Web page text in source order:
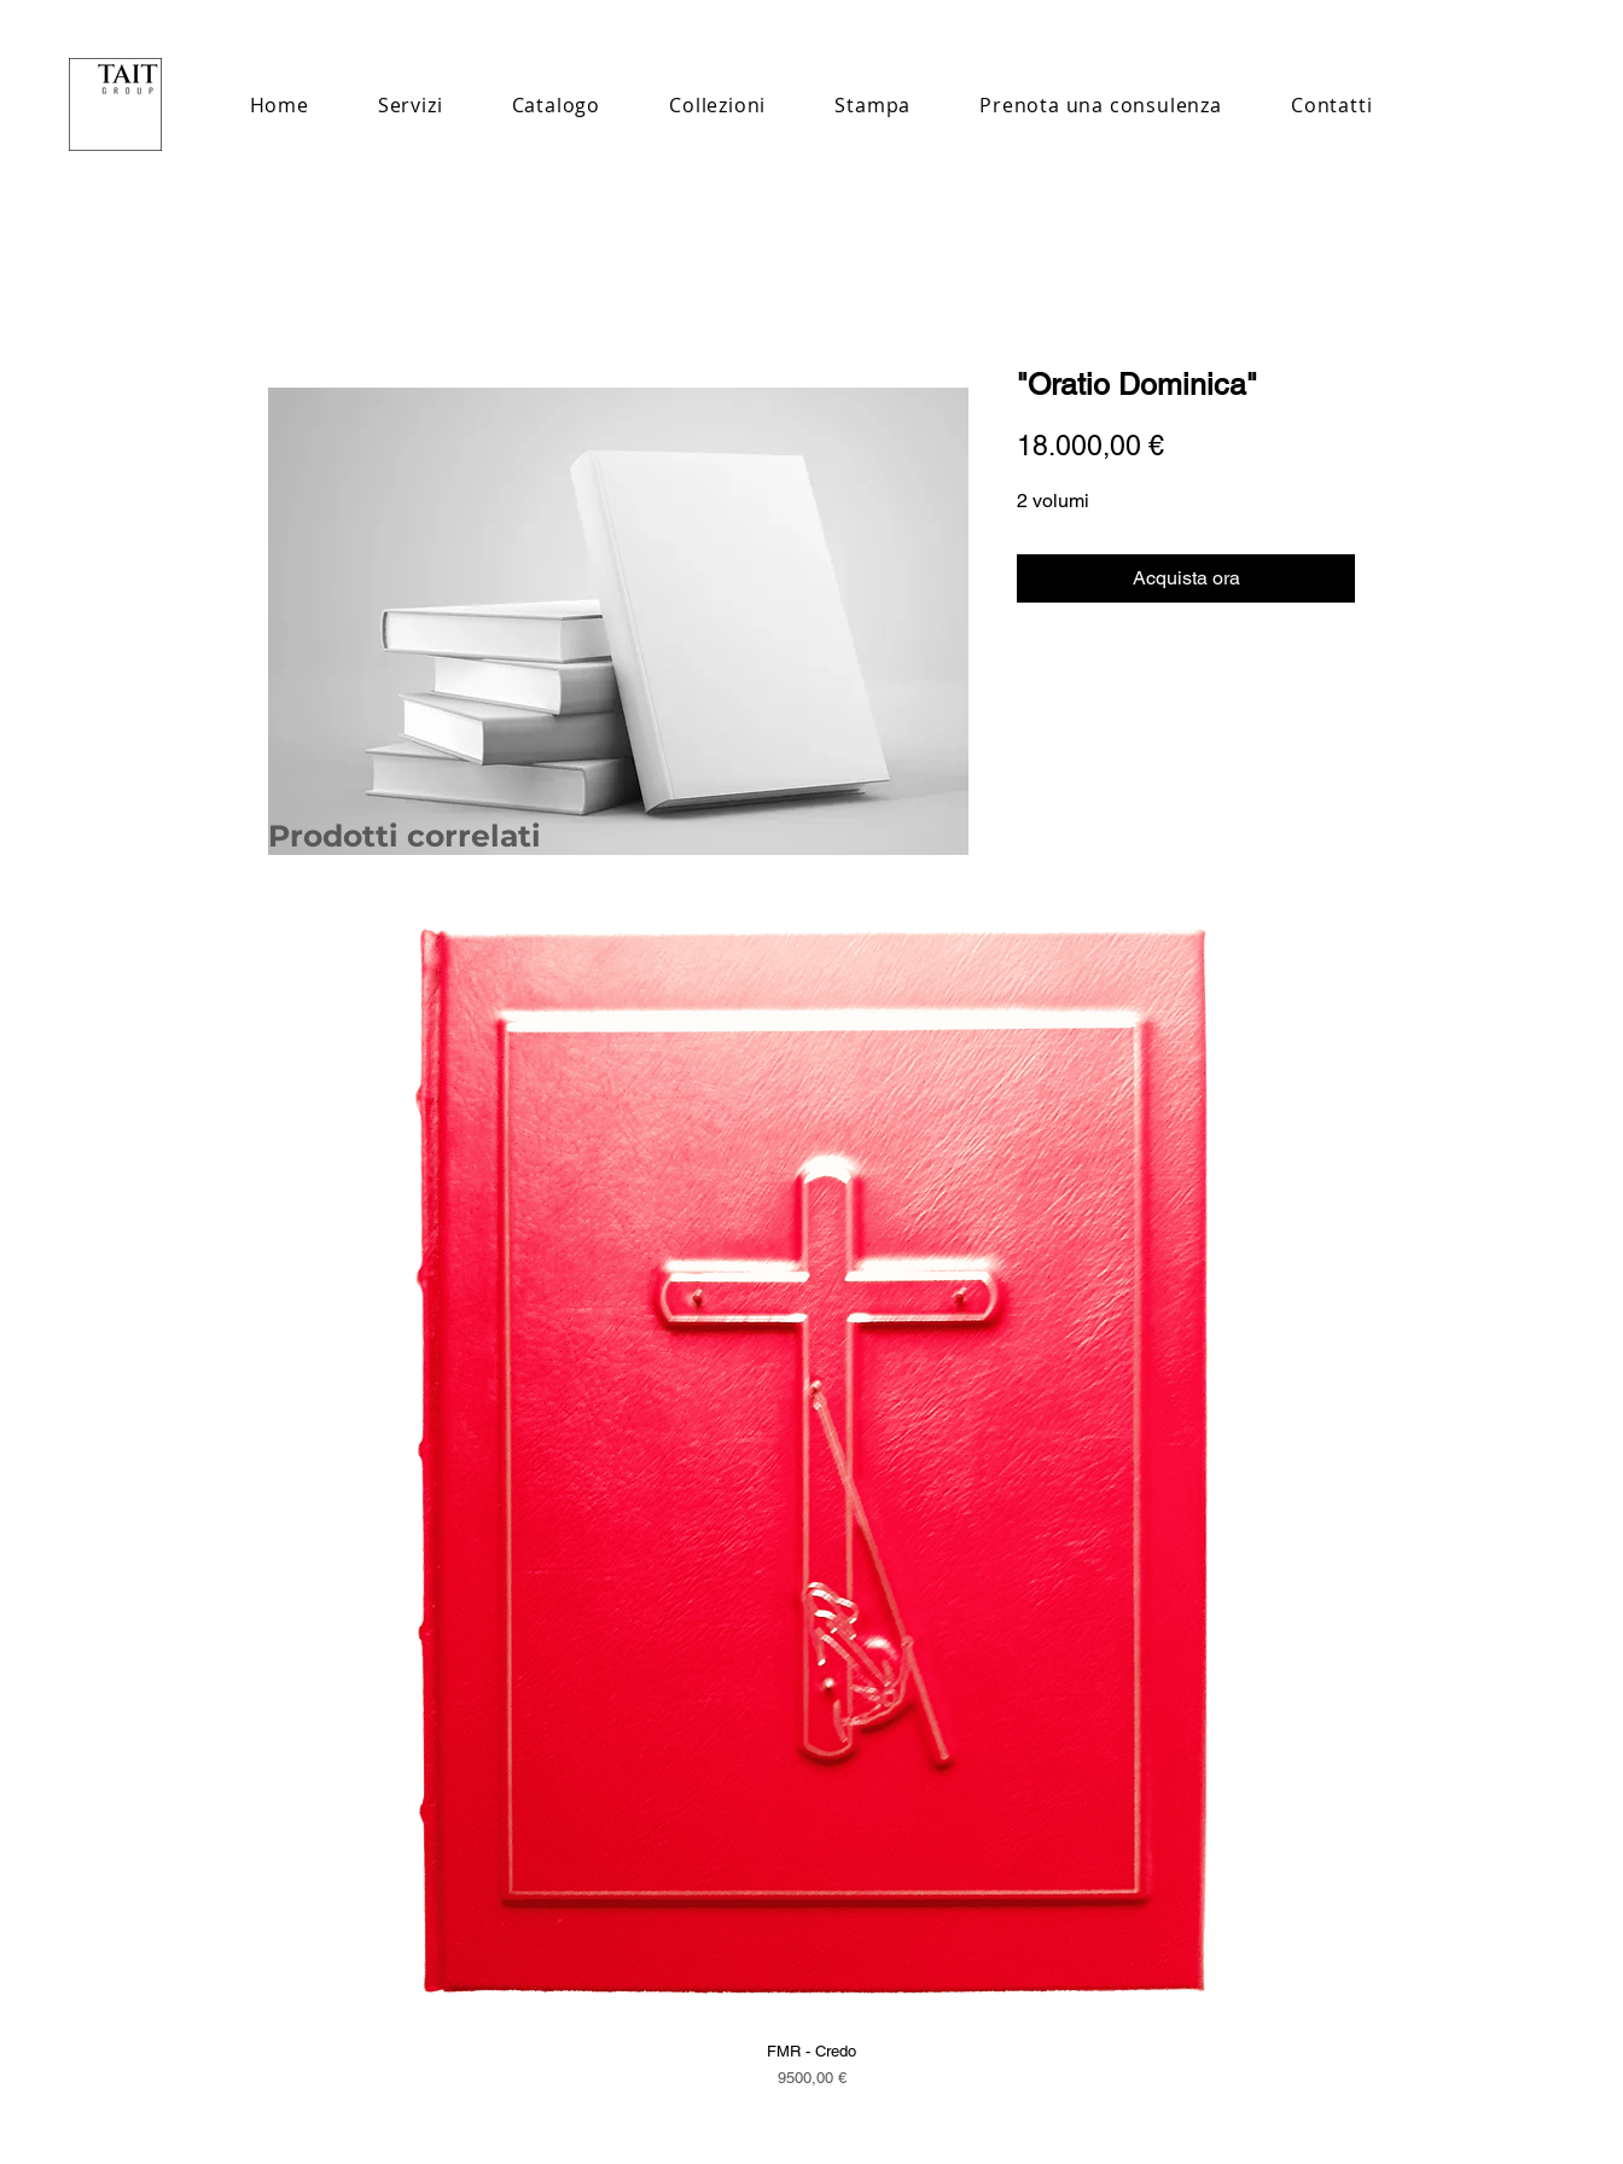
Home Servizi Catalogo Collezioni Stampa Prenota una consulenza Contatti
"Oratio Dominica"
18.000,00 €Prezzo
2 volumi
Acquista ora
Prodotti correlati
Vista rapida
FMR - Credo
Prezzo
9500,00 €